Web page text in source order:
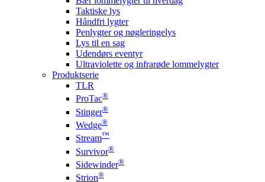
Taktiske lys
Håndfri lygter
Penlygter og nøgleringelys
Lys til en sag
Udendørs eventyr
Ultraviolette og infrarøde lommelygter
Produktserie
TLR
ProTac®
Stinger®
Wedge®
Stream™
Survivor®
Sidewinder®
Strion®